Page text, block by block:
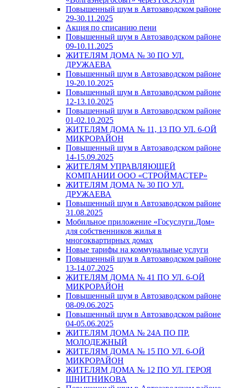
Повышенный шум в Автозаводском районе
29-30.11.2025
Акция по списанию пени
Повышенный шум в Автозаводском районе
09-10.11.2025
ЖИТЕЛЯМ ДОМА № 30 ПО УЛ.
ДРУЖАЕВА
Повышенный шум в Автозаводском районе
19-20.10.2025
Повышенный шум в Автозаводском районе
12-13.10.2025
Повышенный шум в Автозаводском районе
01-02.10.2025
ЖИТЕЛЯМ ДОМА № 11, 13 ПО УЛ. 6-ОЙ
МИКРОРАЙОН
Повышенный шум в Автозаводском районе
14-15.09.2025
ЖИТЕЛЯМ УПРАВЛЯЮЩЕЙ
КОМПАНИИ ООО «СТРОЙМАСТЕР»
ЖИТЕЛЯМ ДОМА № 30 ПО УЛ.
ДРУЖАЕВА
Повышенный шум в Автозаводском районе
31.08.2025
Мобильное приложение «Госуслуги.Дом»
для собственников жилья в
многоквартирных домах
Новые тарифы на коммунальные услуги
Повышенный шум в Автозаводском районе
13-14.07.2025
ЖИТЕЛЯМ ДОМА № 41 ПО УЛ. 6-ОЙ
МИКРОРАЙОН
Повышенный шум в Автозаводском районе
08-09.06.2025
Повышенный шум в Автозаводском районе
04-05.06.2025
ЖИТЕЛЯМ ДОМА № 24А ПО ПР.
МОЛОДЕЖНЫЙ
ЖИТЕЛЯМ ДОМА № 15 ПО УЛ. 6-ОЙ
МИКРОРАЙОН
ЖИТЕЛЯМ ДОМА № 12 ПО УЛ. ГЕРОЯ
ШНИТНИКОВА